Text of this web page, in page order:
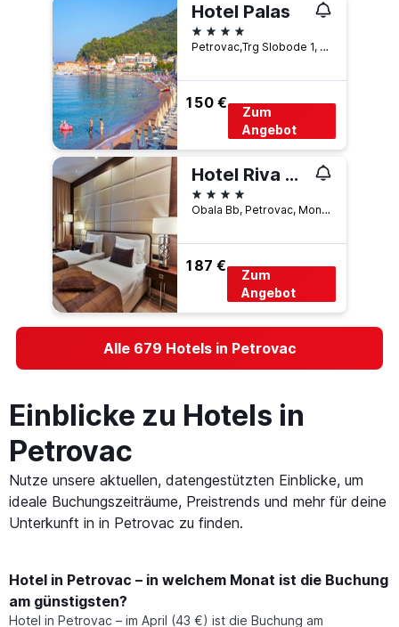
Hotel Palas
4 Sterne
Petrovac,Trg Slobode 1, Petrovac, Petrovac, Montenegro
150 €
Zum
Angebot
Hotel Riva by Aycon
4 Sterne
Obala Bb, Petrovac, Montenegro
187 €
Zum
Angebot
Alle 679 Hotels in Petrovac
Einblicke zu Hotels in
Petrovac
Nutze unsere aktuellen, datengestützten Einblicke, um
ideale Buchungszeiträume, Preistrends und mehr für deine
Unterkunft in in Petrovac zu finden.
Hotel in Petrovac – in welchem Monat ist die Buchung
am günstigsten?
Hotel in Petrovac – im April (43 €) ist die Buchung am